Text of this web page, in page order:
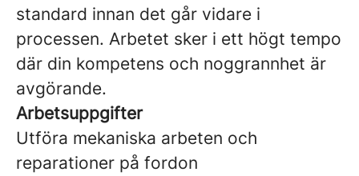
standard innan det går vidare i
processen. Arbetet sker i ett högt tempo
där din kompetens och noggrannhet är
avgörande.
Arbetsuppgifter
Utföra mekaniska arbeten och
reparationer på fordon